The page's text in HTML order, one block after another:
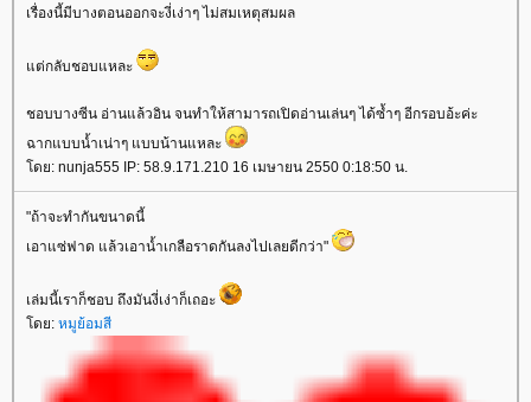
เรื่องนี้มีบางตอนออกจะงี่เง่าๆ ไม่สมเหตุสมผล
ต่กลับชอบแหละ
ชอบบางซีน อ่านแล้วอิน จนทำให้สามารถเปิดอ่านเล่นๆ ได้ซ้ำๆ อีกรอบอ้ะค่ะ
ฉากแบบน้ำเน่าๆ แบบน้านแหละ
ดย: nunja555 IP: 58.9.171.210 16 เมษายน 2550 0:18:50 น.
"ถ้าจะทำกันขนาดนี้
เอาแซ่ฟาด แล้วเอาน้ำเกลือราดกันลงไปเลยดีกว่า"
เล่มนี้เราก็ชอบ ถึงมันงี่เง่าก็เถอะ
ดย: หมูย้อมสี